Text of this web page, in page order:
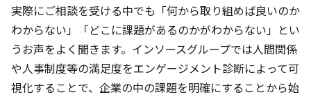
実際にご相談を受ける中でも「何から取り組めば良いのか
わからない」「どこに課題があるのかがわからない」とい
うお声をよく聞きます。インソースグループでは人間関係
や人事制度等の満足度をエンゲージメント診断によって可
視化することで、企業の中の課題を明確にすることから始